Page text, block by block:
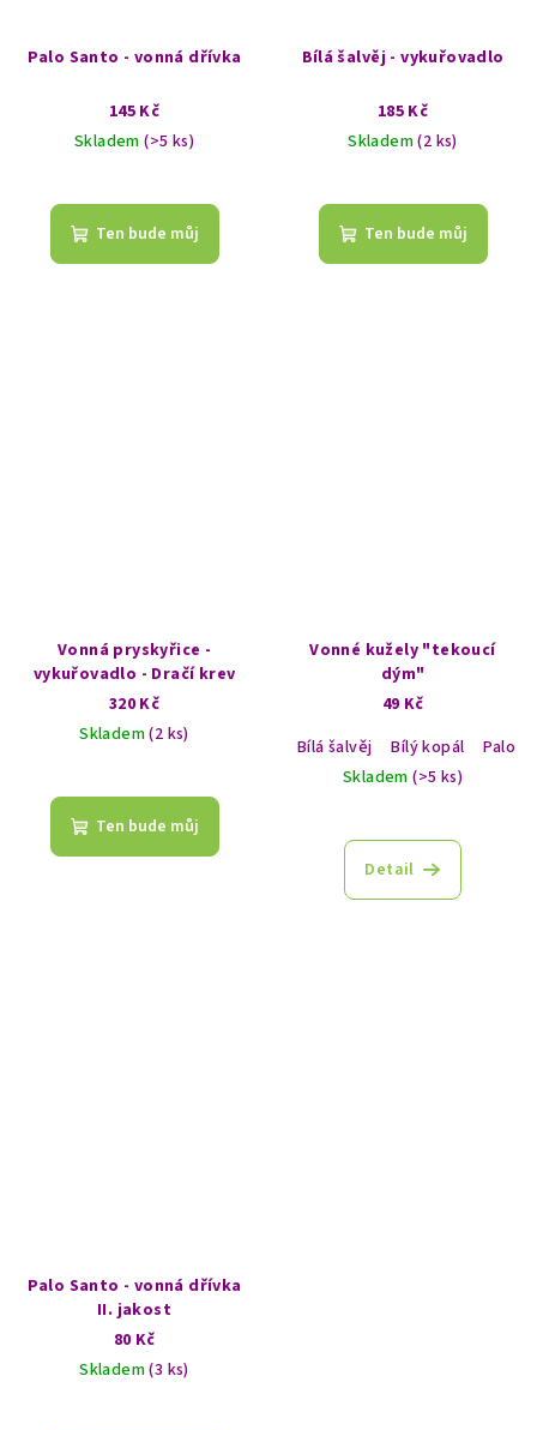
Palo Santo - vonná dřívka
145 Kč
Skladem(>5 ks)
hodnocení
produktu
Ten bude můj
Bílá šalvěj - vykuřovadlo
185 Kč
Skladem(2 ks)
Ten bude můj
Vonná pryskyřice -
vykuřovadlo - Dračí krev
320 Kč
Skladem(2 ks)
Ten bude můj
Vonné kužely "tekoucí
dým"
49 Kč
Bílá šalvěj
Bílý kopál
Palo
Skladem(>5 ks)
Detail
Palo Santo - vonná dřívka
II. jakost
80 Kč
Skladem(3 ks)